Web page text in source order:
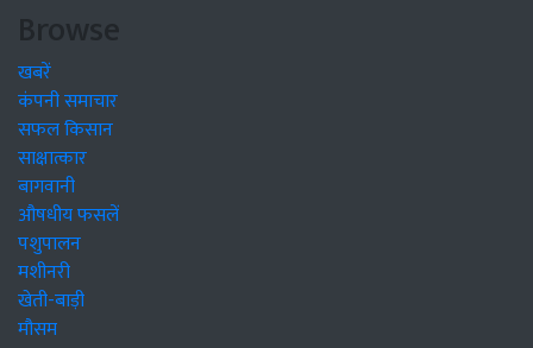
Browse
खबरें
कंपनी समाचार
सफल किसान
साक्षात्कार
बागवानी
औषधीय फसलें
पशुपालन
मशीनरी
खेती-बाड़ी
मौसम